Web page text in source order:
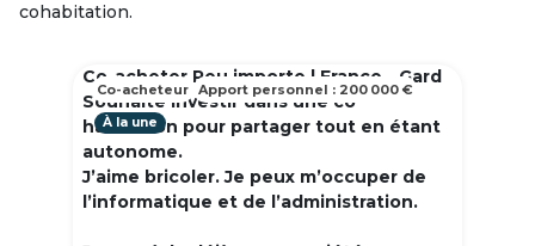
cohabitation.
Co-acheter Peu importe | France - Gard
Souhaite investir dans une co
habitation pour partager tout en étant
autonome.
J’aime bricoler. Je peux m’occuper de
l’informatique et de l’administration.
À la une
Co-acheteur Apport personnel : 200 000 €